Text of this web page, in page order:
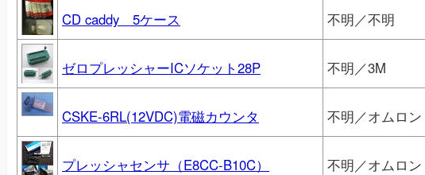
CD caddy 5ケース 不明／不明
ゼロプレッシャーICソケット28P 不明／3M
CSKE-6RL(12VDC)電磁カウンタ 不明／オムロン
プレッシャセンサ（E8CC-B10C） 不明／オムロン